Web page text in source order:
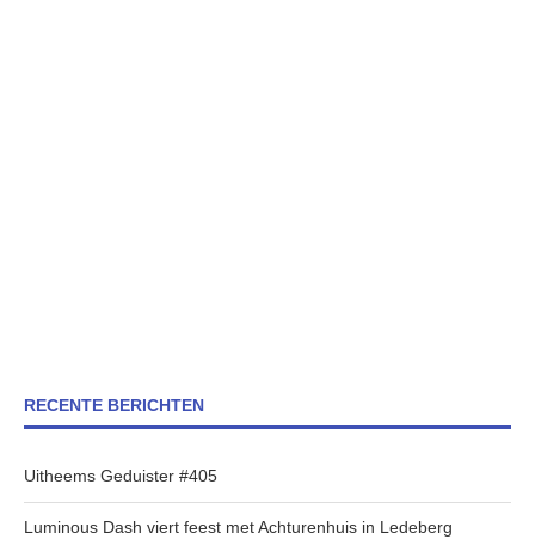
RECENTE BERICHTEN
Uitheems Geduister #405
Luminous Dash viert feest met Achturenhuis in Ledeberg